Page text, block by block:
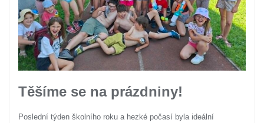
Těšíme se na prázdniny!
Poslední týden školního roku a hezké počasí byla ideální